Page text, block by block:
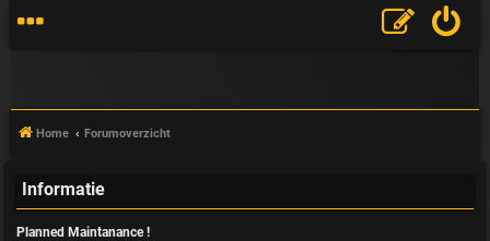
V
Home Forumoverzicht
Informatie
Planned Maintanance !